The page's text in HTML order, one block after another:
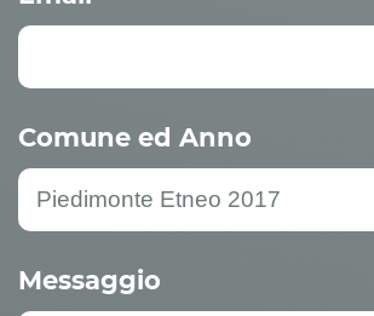
Comune ed Anno
Messaggio